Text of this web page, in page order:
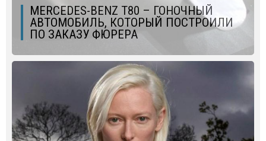
MERCEDES-BENZ T80 – ГОНОЧНЫЙ
АВТОМОБИЛЬ, КОТОРЫЙ ПОСТРОИЛИ
ПО ЗАКАЗУ ФЮРЕРА